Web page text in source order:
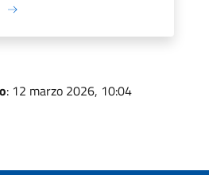
: 12 marzo 2026, 10:04